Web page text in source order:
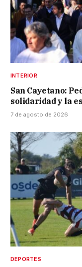
INTERIOR
San Cayetano:
solidaridad y la
7 de agosto de 2026
DEPORTES